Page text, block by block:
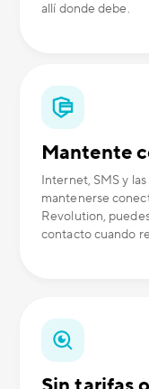
allí donde debe.
Mantente
Internet, SMS y
mantenerse
Revolution,
contacto cuando